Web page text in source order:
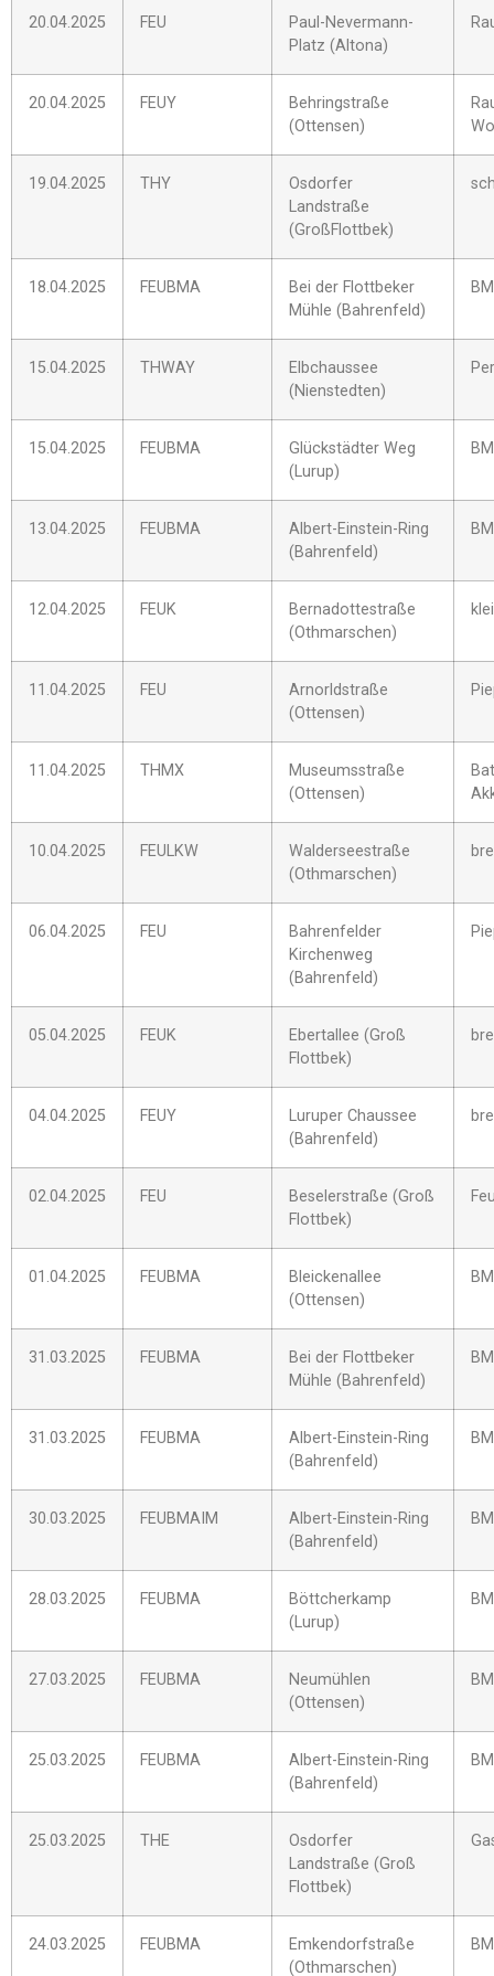
20.04.2025 FEU
Paul-Nevermann-
Platz (Altona)
20.04.2025 FEUY
Behringstraße
(Ottensen)
19.04.2025 THY
Osdorfer
Landstraße
(GroßFlottbek)
18.04.2025 FEUBMA
Bei der Flottbeker
Mühle (Bahrenfeld)
15.04.2025 THWAY
Elbchaussee
(Nienstedten)
15.04.2025 FEUBMA
Glückstädter Weg
(Lurup)
13.04.2025 FEUBMA
Albert-Einstein-Ring
(Bahrenfeld)
12.04.2025 FEUK
Bernadottestraße
(Othmarschen)
11.04.2025 FEU
Arnorldstraße
(Ottensen)
11.04.2025 THMX
Museumsstraße
(Ottensen)
10.04.2025 FEULKW
Walderseestraße
(Othmarschen)
06.04.2025 FEU
Bahrenfelder
Kirchenweg
(Bahrenfeld)
05.04.2025 FEUK
Ebertallee (Groß
Flottbek)
04.04.2025 FEUY
Luruper Chaussee
(Bahrenfeld)
02.04.2025 FEU
Beselerstraße (Groß
Flottbek)
01.04.2025 FEUBMA
Bleickenallee
(Ottensen)
31.03.2025 FEUBMA
Bei der Flottbeker
Mühle (Bahrenfeld)
31.03.2025 FEUBMA
Albert-Einstein-Ring
(Bahrenfeld)
30.03.2025 FEUBMAIM
Albert-Einstein-Ring
(Bahrenfeld)
28.03.2025 FEUBMA
Böttcherkamp
(Lurup)
27.03.2025 FEUBMA
Neumühlen
(Ottensen)
25.03.2025 FEUBMA
Albert-Einstein-Ring
(Bahrenfeld)
25.03.2025 THE
Osdorfer
Landstraße (Groß
Flottbek)
24.03.2025 FEUBMA
Emkendorfstraße
(Othmarschen)